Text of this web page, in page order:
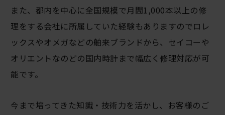
また、都内を中心に全国規模で月間1,000本以上の修
理をする会社に所属していた経験もありますのでロレ
ックスやオメガなどの舶来ブランドから、セイコーや
オリエントなのどの国内時計まで幅広く修理対応が可
能です。
今まで培ってきた知識・技術力を活かし、お客様のご